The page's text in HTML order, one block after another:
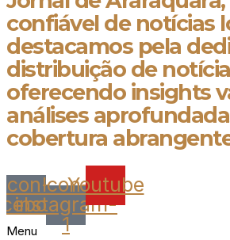
confiável de notícias
destacamos pela
distribuição de
oferecendo insights
análises
cobertura
Icon-Icon-
instagram-
1
Youtube
Menu